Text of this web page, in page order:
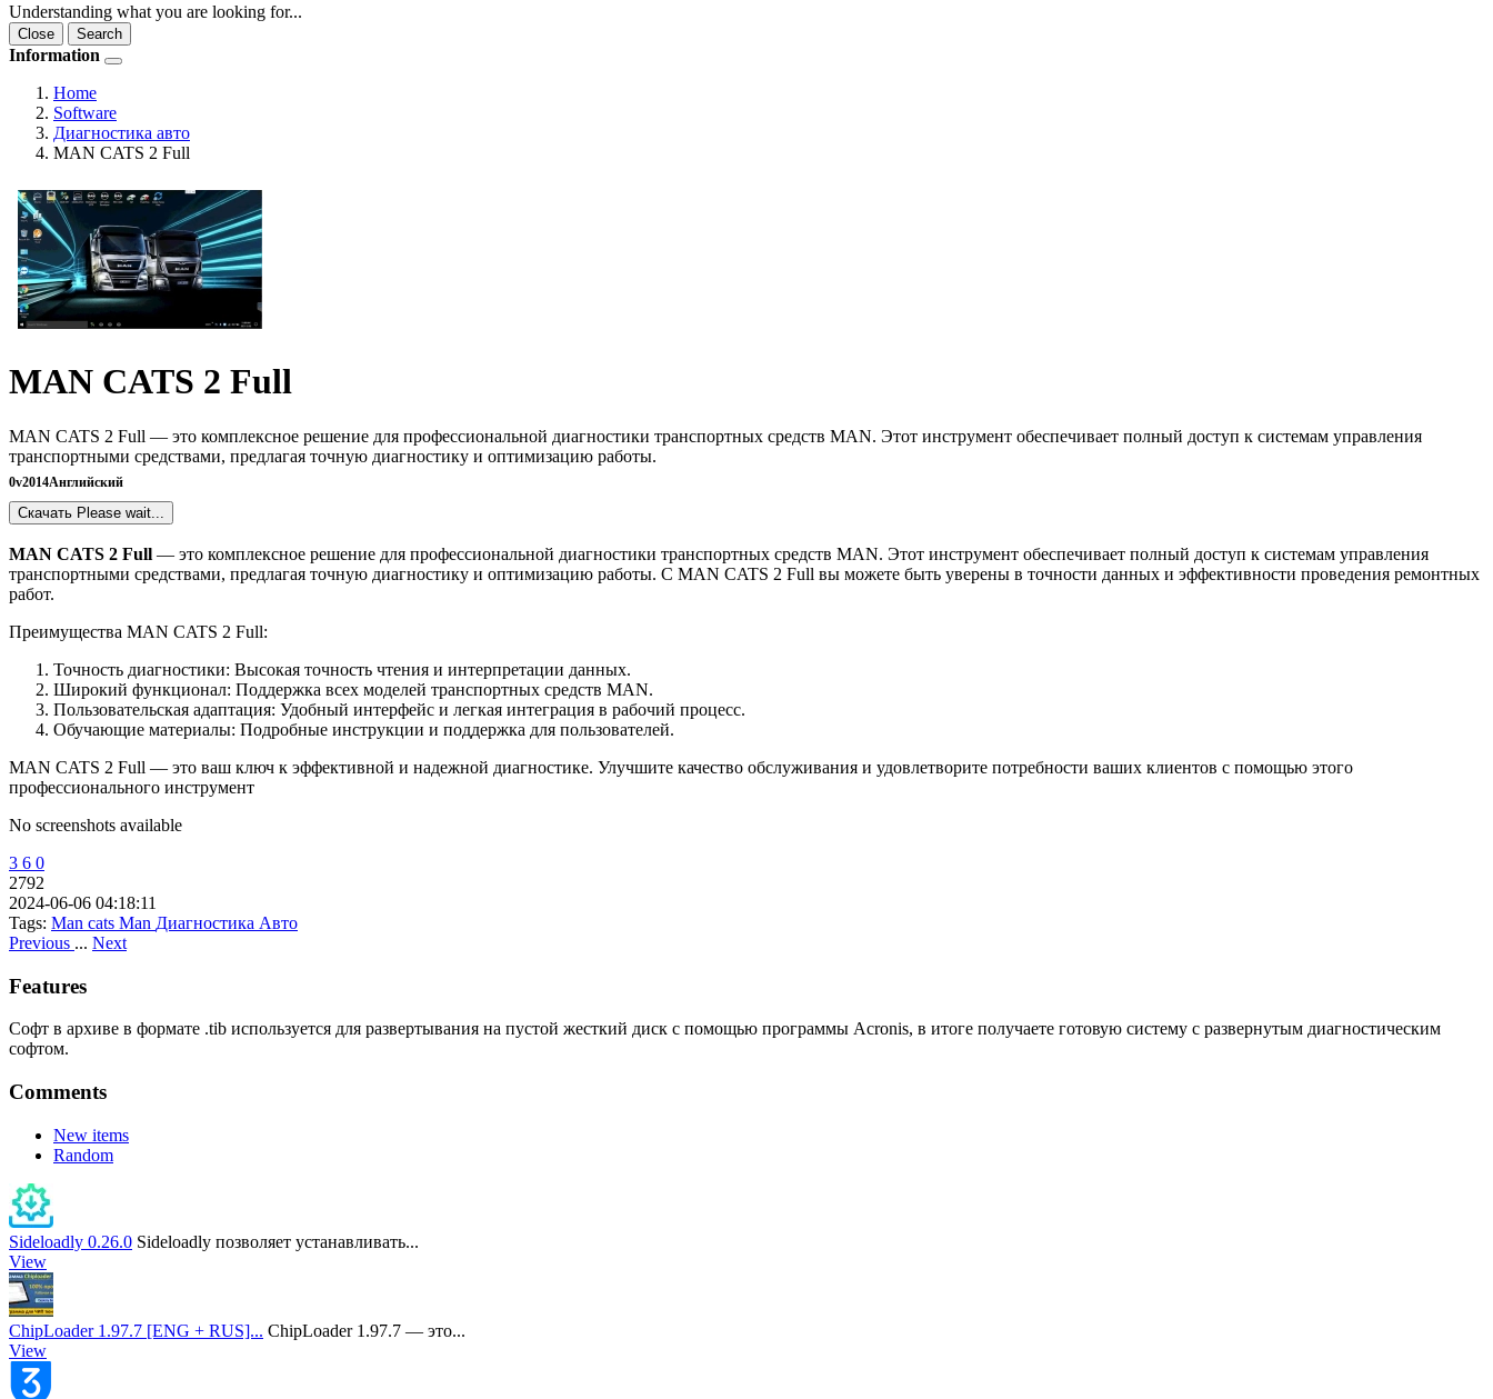
Understanding what you are looking for...
Close Search
Information
Home
Software
Диагностика авто
MAN CATS 2 Full
MAN CATS 2 Full
MAN CATS 2 Full — это комплексное решение для профессиональной диагностики транспортных средств MAN. Этот инструмент обеспечивает полный доступ к системам управления
транспортными средствами, предлагая точную диагностику и оптимизацию работы.
0v2014Английский
Скачать Please wait...
MAN CATS 2 Full — это комплексное решение для профессиональной диагностики транспортных средств MAN. Этот инструмент обеспечивает полный доступ к системам управления
транспортными средствами, предлагая точную диагностику и оптимизацию работы. С MAN CATS 2 Full вы можете быть уверены в точности данных и эффективности проведения ремонтных
работ.
Преимущества MAN CATS 2 Full:
Точность диагностики: Высокая точность чтения и интерпретации данных.
Широкий функционал: Поддержка всех моделей транспортных средств MAN.
Пользовательская адаптация: Удобный интерфейс и легкая интеграция в рабочий процесс.
Обучающие материалы: Подробные инструкции и поддержка для пользователей.
MAN CATS 2 Full — это ваш ключ к эффективной и надежной диагностике. Улучшите качество обслуживания и удовлетворите потребности ваших клиентов с помощью этого
профессионального инструмент
No screenshots available
3 6 0
2792
2024-06-06 04:18:11
Tags: Man cats Man Диагностика Авто
Previous ... Next
Features
Софт в архиве в формате .tib используется для развертывания на пустой жесткий диск с помощью программы Acronis, в итоге получаете готовую систему с развернутым диагностическим
софтом.
Comments
New items
Random
Sideloadly 0.26.0 Sideloadly позволяет устанавливать...
View
ChipLoader 1.97.7 [ENG + RUS]... ChipLoader 1.97.7 — это...
View